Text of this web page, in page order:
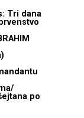
Tri dana
po